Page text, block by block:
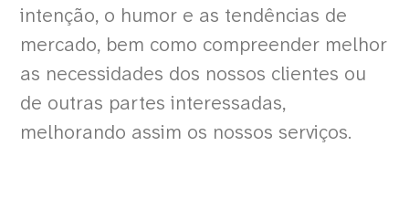
intenção, o humor e as tendências de
mercado, bem como compreender melhor
as necessidades dos nossos clientes ou
de outras partes interessadas,
melhorando assim os nossos serviços.